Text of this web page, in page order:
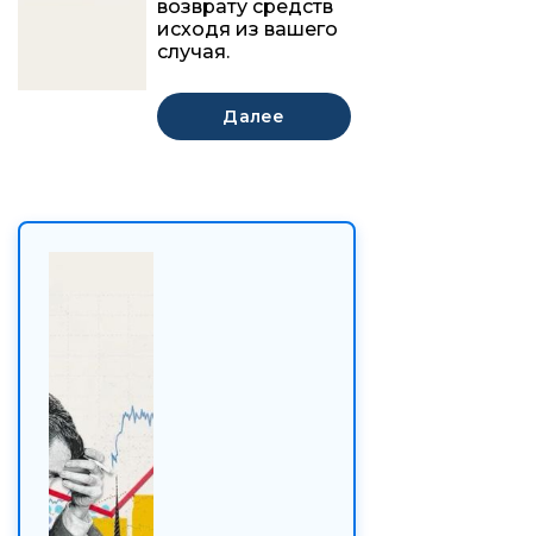
возврату средств
исходя из вашего
случая.